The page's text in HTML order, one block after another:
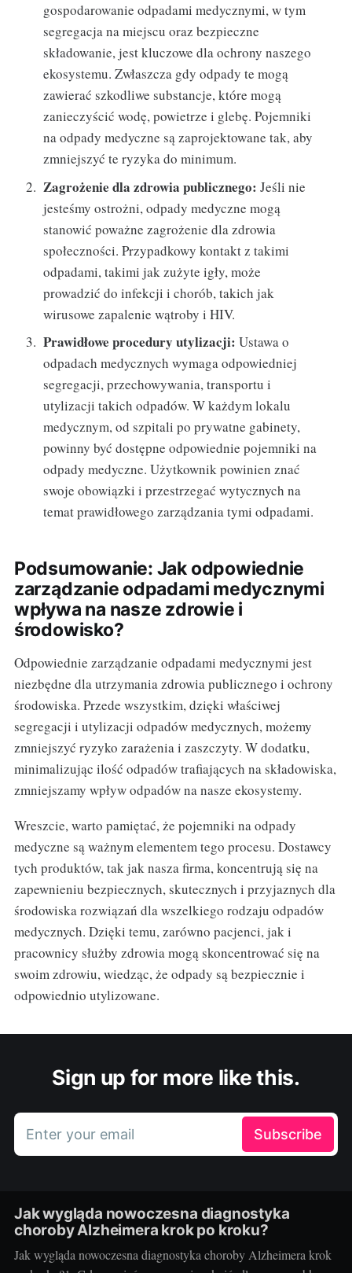
gospodarowanie odpadami medycznymi, w tym
segregacja na miejscu oraz bezpieczne
składowanie, jest kluczowe dla ochrony naszego
ekosystemu. Zwłaszcza gdy odpady te mogą
zawierać szkodliwe substancje, które mogą
zanieczyścić wodę, powietrze i glebę. Pojemniki
na odpady medyczne są zaprojektowane tak, aby
zmniejszyć te ryzyka do minimum.
Zagrożenie dla zdrowia publicznego: Jeśli nie
jesteśmy ostrożni, odpady medyczne mogą
stanowić poważne zagrożenie dla zdrowia
społeczności. Przypadkowy kontakt z takimi
odpadami, takimi jak zużyte igły, może
prowadzić do infekcji i chorób, takich jak
wirusowe zapalenie wątroby i HIV.
Prawidłowe procedury utylizacji: Ustawa o
odpadach medycznych wymaga odpowiedniej
segregacji, przechowywania, transportu i
utylizacji takich odpadów. W każdym lokalu
medycznym, od szpitali po prywatne gabinety,
powinny być dostępne odpowiednie pojemniki na
odpady medyczne. Użytkownik powinien znać
swoje obowiązki i przestrzegać wytycznych na
temat prawidłowego zarządzania tymi odpadami.
Podsumowanie: Jak odpowiednie
zarządzanie odpadami medycznymi
wpływa na nasze zdrowie i
środowisko?
Odpowiednie zarządzanie odpadami medycznymi jest
niezbędne dla utrzymania zdrowia publicznego i ochrony
środowiska. Przede wszystkim, dzięki właściwej
segregacji i utylizacji odpadów medycznych, możemy
zmniejszyć ryzyko zarażenia i zaszczyty. W dodatku,
minimalizując ilość odpadów trafiających na składowiska,
zmniejszamy wpływ odpadów na nasze ekosystemy.
Wreszcie, warto pamiętać, że pojemniki na odpady
medyczne są ważnym elementem tego procesu. Dostawcy
tych produktów, tak jak nasza firma, koncentrują się na
zapewnieniu bezpiecznych, skutecznych i przyjaznych dla
środowiska rozwiązań dla wszelkiego rodzaju odpadów
medycznych. Dzięki temu, zarówno pacjenci, jak i
pracownicy służby zdrowia mogą skoncentrować się na
swoim zdrowiu, wiedząc, że odpady są bezpiecznie i
odpowiednio utylizowane.
Sign up for more like this.
Enter your email Subscribe
Jak wygląda nowoczesna diagnostyka
choroby Alzheimera krok po kroku?
Jak wygląda nowoczesna diagnostyka choroby Alzheimera krok